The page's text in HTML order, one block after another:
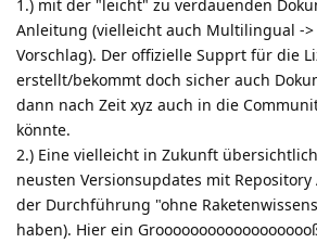
1.) mit der "leicht" zu verdauenden
Anleitung (vielleicht auch Multilingual -
Vorschlag). Der offizielle Supprt für die
erstellt/bekommt doch sicher auch
dann nach Zeit xyz auch in die
könnte.
2.) Eine vielleicht in Zukunft
neusten Versionsupdates mit
der Durchführung "ohne
haben). Hier ein